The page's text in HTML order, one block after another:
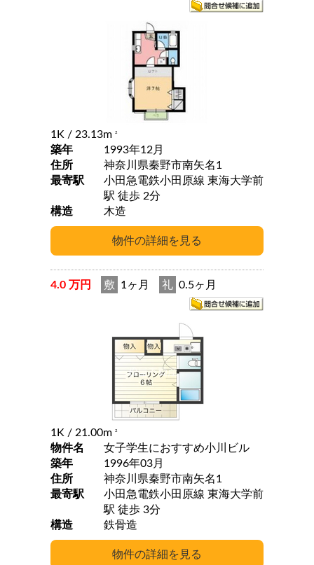
1K / 23.13m 2
築年
1993年12月
住所
神奈川県秦野市南矢名1
最寄駅
小田急電鉄小田原線 東海大学前
駅 徒歩 2分
構造
木造
4.0 万円 敷 1ヶ月 礼 0.5ヶ月
1K / 21.00m 2
物件名
女子学生におすすめ小川ビル
築年
1996年03月
住所
神奈川県秦野市南矢名1
最寄駅
小田急電鉄小田原線 東海大学前
駅 徒歩 3分
構造
鉄骨造